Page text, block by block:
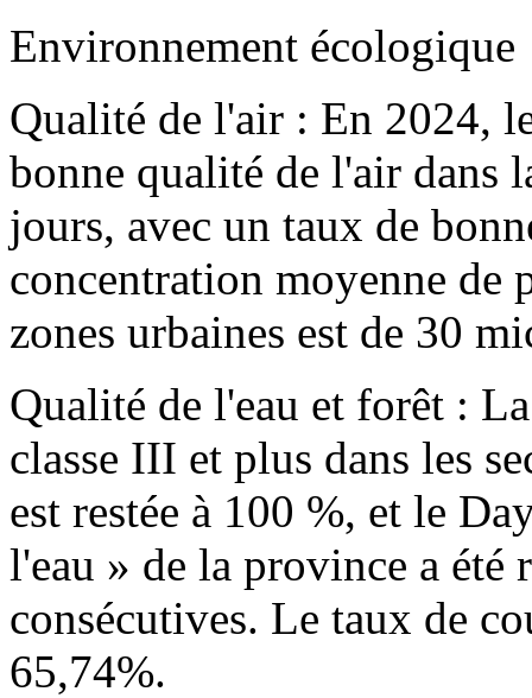
Environnement écologique
Qualité de l'air : En 2024,
bonne qualité de l'air dans
jours, avec un taux de
concentration moyenne de
zones urbaines est de 30
Qualité de l'eau et forêt :
classe III et plus dans les
est restée à 100 %, et le
l'eau » de la province a été
consécutives. Le taux de
65,74%.